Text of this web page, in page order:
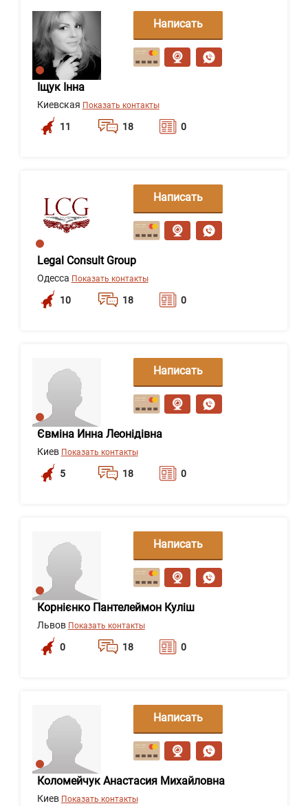
Іщук Інна
Киевская Показать контакты
11 18 0
Написать
сообщение
Legal Consult Group
Одесса Показать контакты
10 18 0
Написать
сообщение
Євміна Инна Леонідівна
Киев Показать контакты
5 18 0
Написать
сообщение
Корнієнко Пантелеймон Куліш
Львов Показать контакты
0 18 0
Написать
сообщение
Коломейчук Анастасия Михайловна
Киев Показать контакты
Написать
сообщение